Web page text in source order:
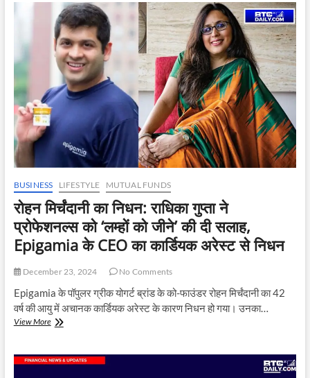
के
लिए:
पहली
बार
निवेश
लाख
करोड़
का
आंकड़ा
BUSINESS LIFESTYLE MUTUAL FUNDS
रोहन मिर्चंदानी का निधन: राधिका गुप्ता ने
प्रोफेशनल्स को ‘लम्हों को जीने’ की दी सलाह,
Epigamia के CEO का कार्डियक अरेस्ट से निधन
December 23, 2024 No Comments
Epigamia के पॉपुलर ग्रीक योगर्ट ब्रांड के को-फाउंडर रोहन मिर्चंदानी का 42
वर्ष की आयु में अचानक कार्डियक अरेस्ट के कारण निधन हो गया। उनका…
View Moreरोहन
निधन: